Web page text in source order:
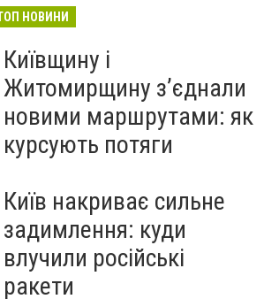
НОВИНИ
Київщину і
Житомирщину з’єднали
новими маршрутами: як
курсують потяги
Київ накриває сильне
задимлення: куди
влучили російські
ракети